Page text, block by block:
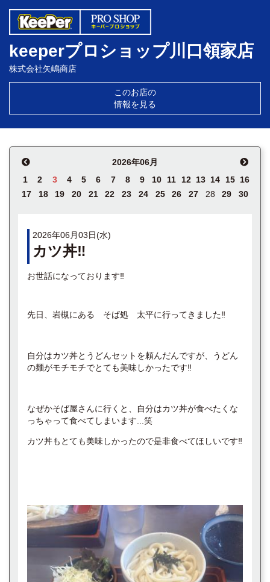
keeperプロショップ川口領家店
株式会社矢嶋商店
このお店の
情報を見る
2026年06月
1
2 3 4 5 6 7 8 9 10 11 12 13 14 15 16
17
18 19 20 21 22 23 24 25 26 27 28 29 30
2026年06月03日(水)
カツ丼‼️
お世話になっております‼️
先日、岩槻にある そば処 太平に行ってきました‼️
自分はカツ丼とうどんセットを頼んだんですが、うどん
の麺がモチモチでとても美味しかったです‼️
なぜかそば屋さんに行くと、自分はカツ丼が食べたくな
っちゃって食べてしまいます...笑
カツ丼もとても美味しかったので是非食べてほしいです‼️